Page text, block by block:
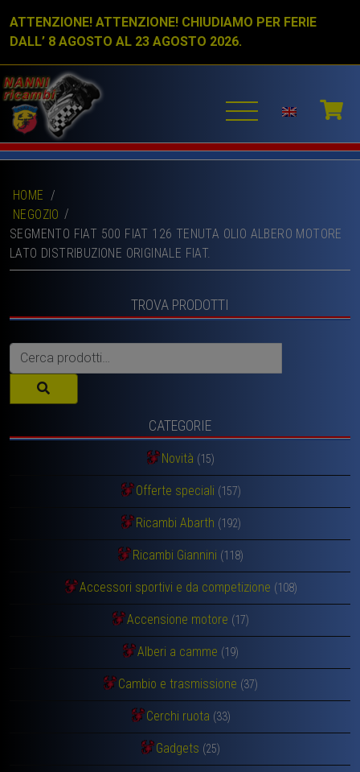
ATTENZIONE! ATTENZIONE! CHIUDIAMO PER FERIE
DALL’ 8 AGOSTO AL 23 AGOSTO 2026.
HOME /
NEGOZIO
SEGMENTO FIAT 500 FIAT 126 TENUTA OLIO ALBERO MOTORE
LATO DISTRIBUZIONE ORIGINALE FIAT.
TROVA PRODOTTI
Cerca:
CATEGORIE
Novità (15)
Offerte speciali (157)
Ricambi Abarth (192)
Ricambi Giannini (118)
Accessori sportivi e da competizione (108)
Accensione motore (17)
Alberi a camme (19)
Cambio e trasmissione (37)
Cerchi ruota (33)
Gadgets (25)